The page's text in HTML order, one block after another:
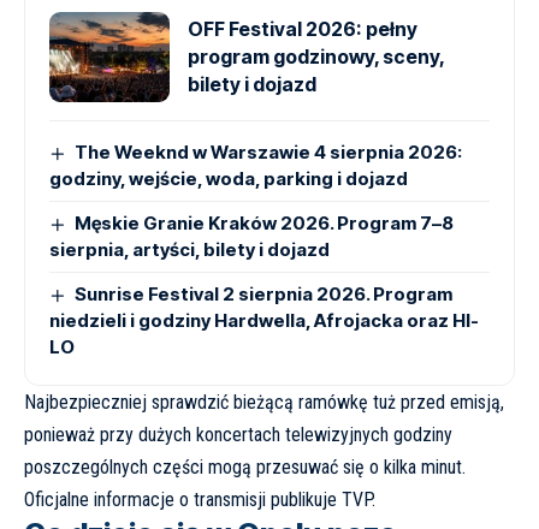
OFF Festival 2026: pełny
program godzinowy, sceny,
bilety i dojazd
The Weeknd w Warszawie 4 sierpnia 2026:
godziny, wejście, woda, parking i dojazd
Męskie Granie Kraków 2026. Program 7–8
sierpnia, artyści, bilety i dojazd
Sunrise Festival 2 sierpnia 2026. Program
niedzieli i godziny Hardwella, Afrojacka oraz HI-
LO
Najbezpieczniej sprawdzić bieżącą ramówkę tuż przed emisją,
ponieważ przy dużych koncertach telewizyjnych godziny
poszczególnych części mogą przesuwać się o kilka minut.
Oficjalne informacje o transmisji publikuje TVP.